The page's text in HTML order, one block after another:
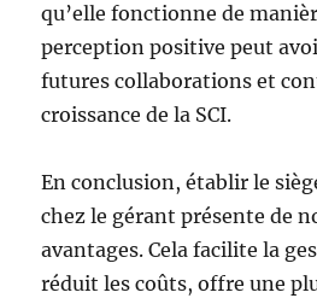
qu’elle fonctionne de
perception positive peut
futures collaborations et
croissance de la SCI.
En conclusion, établir le
chez le gérant présente de
avantages. Cela facilite la
réduit les coûts, offre une